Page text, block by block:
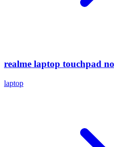
realme laptop touchpad
laptop